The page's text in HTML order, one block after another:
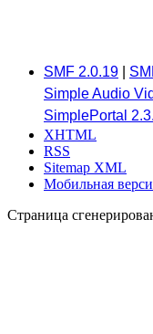
SMF 2.0.19
Simple Audio
SimplePortal
XHTML
RSS
Sitemap XML
Мобильная
Страница